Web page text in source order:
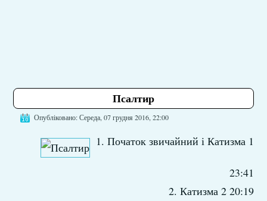
Псалтир
Опубліковано: Середа, 07 грудня 2016, 22:00
1. Початок звичайний і Катизма 1
23:41
2. Катизма 2 20:19